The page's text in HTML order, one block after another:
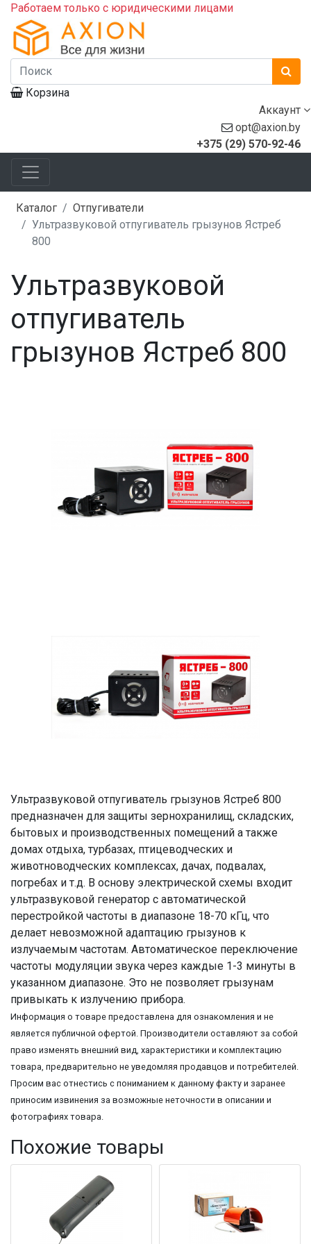
Работаем только с юридическими лицами
Корзина
Аккаунт
opt@axion.by
+375 (29) 570-92-46
Каталог
Отпугиватели
Ультразвуковой отпугиватель грызунов Ястреб
800
Ультразвуковой
отпугиватель
грызунов Ястреб 800
Ультразвуковой отпугиватель грызунов Ястреб 800
предназначен для защиты зернохранилищ, складских,
бытовых и производственных помещений а также
домах отдыха, турбазах, птицеводческих и
животноводческих комплексах, дачах, подвалах,
погребах и т.д. В основу электрической схемы входит
ультразвуковой генератор с автоматической
перестройкой частоты в диапазоне 18-70 кГц, что
делает невозможной адаптацию грызунов к
излучаемым частотам. Автоматическое переключение
частоты модуляции звука через каждые 1-3 минуты в
указанном диапазоне. Это не позволяет грызунам
привыкать к излучению прибора.
Информация о товаре предоставлена для ознакомления и не
является публичной офертой. Производители оставляют за собой
право изменять внешний вид, характеристики и комплектацию
товара, предварительно не уведомляя продавцов и потребителей.
Просим вас отнестись с пониманием к данному факту и заранее
приносим извинения за возможные неточности в описании и
фотографиях товара.
Похожие товары